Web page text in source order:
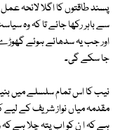
پسند طاقتوں کا اگلا لائحہ
سے باہر رکھا جائے تا کہ وہ
اور جب یہ سدھائے ہوئے
جا سکے گی۔
نیب کا اس تمام سلسلے میں
مقدمہ میاں نواز شریف کے
ہے کہ ا ن کو اب پتہ چلا ہے کہ